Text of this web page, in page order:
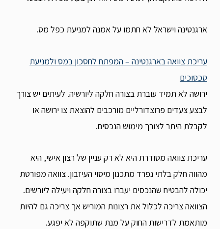
ארגנטינה וישראל לא חתמו על אמנה למניעת כפל מס.
עריכת צוואה בארגנטינה – המפתח לחסכון במס ולמניעת
סכסוכים
ירושה לא תמיד עוברת בצורה חלקה ליורשיה. לעיתים יש צורך
לבצע צעדים פרוצדורליים מורכבים להוצאת צו ירושה או
לקבלת היתר לצורך מימוש הנכסים.
עריכת צוואה מסודרת היא לא רק עניין של רצון אישי, היא
מהווה חלק בלתי נפרד מתכנון מיסוי העיזבון. צוואה מפורטת
יכולה להבטיח שהנכסים יעברו בצורה חלקה ויעילה ליורשים.
הצוואה צריכה לכלול את רצונות המוריש אך צריכה גם להיות
מותאמת לדרישות החוק על מנת שתוקפה לא יפגע.